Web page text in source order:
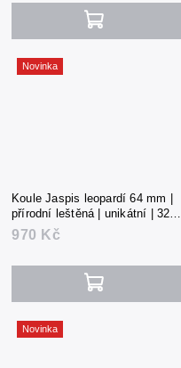
Novinka
Koule Jaspis leopardí 64 mm |
přírodní leštěná | unikátní | 322 g
| Mexiko
970 Kč
Novinka